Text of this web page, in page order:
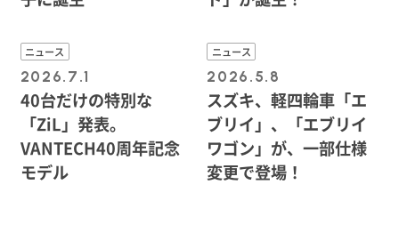
ニュース
2026.7.1
40台だけの特別な
「ZiL」発表。
VANTECH40周年記念
モデル
ニュース
2026.5.8
スズキ、軽四輪車「エ
ブリイ」、「エブリイ
ワゴン」が、一部仕様
変更で登場！